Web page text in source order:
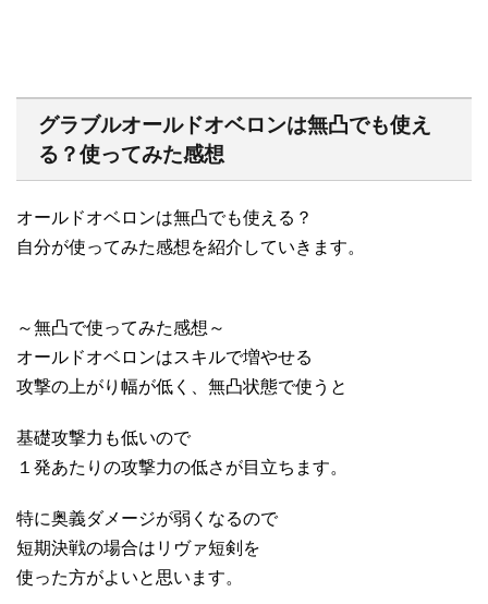
グラブルオールドオベロンは無凸でも使え
る？使ってみた感想
オールドオベロンは無凸でも使える？
自分が使ってみた感想を紹介していきます。
～無凸で使ってみた感想～
オールドオベロンはスキルで増やせる
攻撃の上がり幅が低く、無凸状態で使うと
基礎攻撃力も低いので
１発あたりの攻撃力の低さが目立ちます。
特に奥義ダメージが弱くなるので
短期決戦の場合はリヴァ短剣を
使った方がよいと思います。